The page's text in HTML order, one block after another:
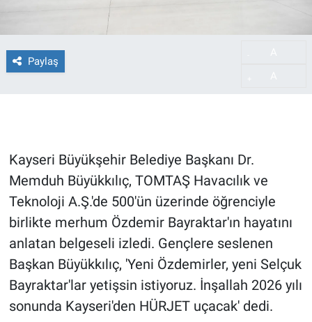
Paylaş
Kayseri Büyükşehir Belediye Başkanı Dr.
Memduh Büyükkılıç, TOMTAŞ Havacılık ve
Teknoloji A.Ş.'de 500'ün üzerinde öğrenciyle
birlikte merhum Özdemir Bayraktar'ın hayatını
anlatan belgeseli izledi. Gençlere seslenen
Başkan Büyükkılıç, 'Yeni Özdemirler, yeni Selçuk
Bayraktar'lar yetişsin istiyoruz. İnşallah 2026 yılı
sonunda Kayseri'den HÜRJET uçacak' dedi.